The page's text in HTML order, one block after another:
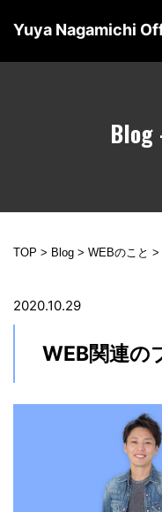
Yuya Nagamichi
Blog
TOP > Blog > WEBのこと >
2020.10.29
WEB関連の